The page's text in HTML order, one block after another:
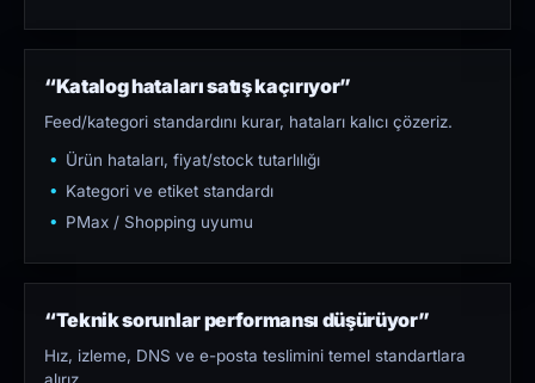
“Katalog hataları satış kaçırıyor”
Feed/kategori standardını kurar, hataları kalıcı çözeriz.
Ürün hataları, fiyat/stock tutarlılığı
Kategori ve etiket standardı
PMax / Shopping uyumu
“Teknik sorunlar performansı düşürüyor”
Hız, izleme, DNS ve e-posta teslimini temel standartlara